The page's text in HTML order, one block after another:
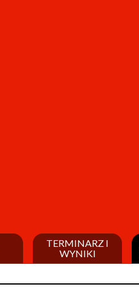
TERMINARZ I
WYNIKI